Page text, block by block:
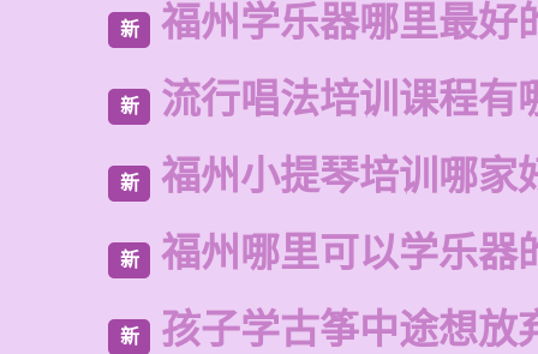
新 福州学乐器哪里最好
新 流行唱法培训课程有
新 福州小提琴培训哪家
新 福州哪里可以学乐器
新 孩子学古筝中途想放